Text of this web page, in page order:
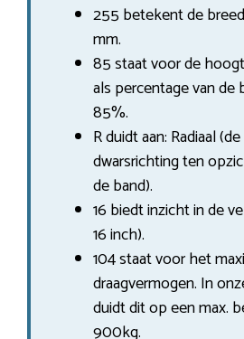
255 betekent de
mm.
85 staat voor de
als percentage van de
85%.
R duidt aan: Radiaal
dwarsrichting ten
de band).
16 biedt inzicht in de
16 inch).
104 staat voor het
draagvermogen. In
duidt dit op een max.
900kg.